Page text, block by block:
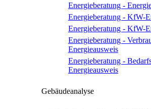
Energieberatung -
Energieberatung - KfW-
Energieberatung - KfW-
Energieberatung -
Energieausweis
Energieberatung -
Energieausweis
Gebäudeanalyse